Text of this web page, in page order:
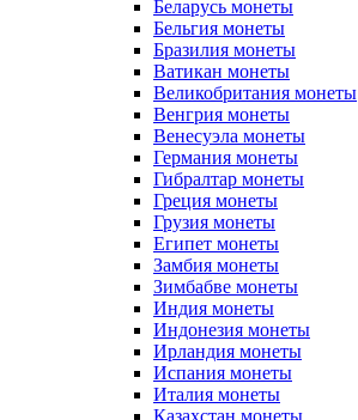
Беларусь монеты
Бельгия монеты
Бразилия монеты
Ватикан монеты
Великобритания монеты
Венгрия монеты
Венесуэла монеты
Германия монеты
Гибралтар монеты
Греция монеты
Грузия монеты
Египет монеты
Замбия монеты
Зимбабве монеты
Индия монеты
Индонезия монеты
Ирландия монеты
Испания монеты
Италия монеты
Казахстан монеты